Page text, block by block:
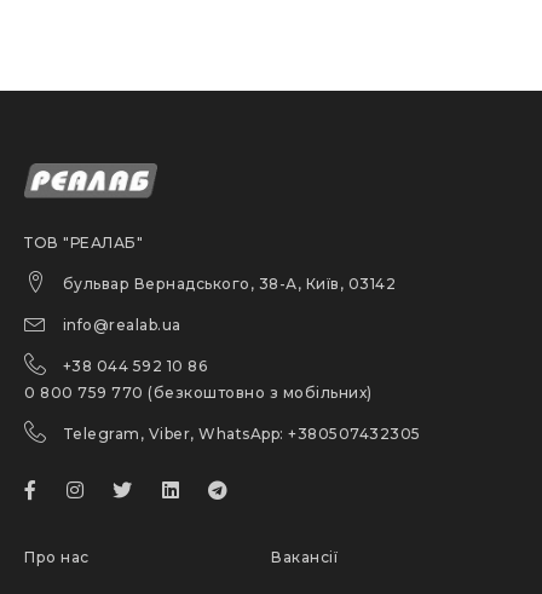
ТОВ "РЕАЛАБ"
бульвар Вернадського, 38-А, Київ, 03142
info@realab.ua
+38 044 592 10 86
0 800 759 770 (безкоштовно з мобільних)
Telegram, Viber, WhatsApp: +380507432305
Про нас Вакансії